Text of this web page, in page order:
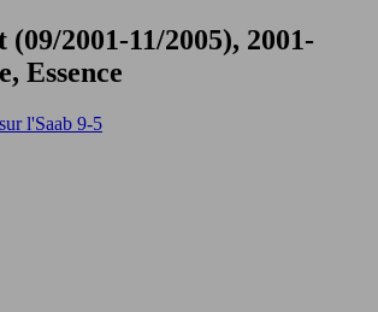
(09/2001-11/2005), 2001-
Essence
l'Saab 9-5